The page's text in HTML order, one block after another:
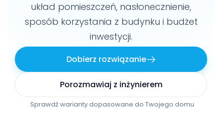
układ pomieszczeń, nasłonecznienie,
sposób korzystania z budynku i budżet
inwestycji.
Dobierz rozwiązanie
Porozmawiaj z inżynierem
Sprawdź warianty dopasowane do Twojego domu